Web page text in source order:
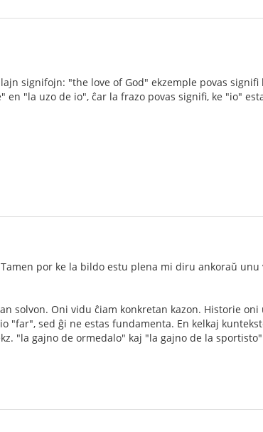
signifojn: "the love of God" ekzemple povas signifi
"la uzo de io", ĉar la frazo povas signifi, ke "io"
por ke la bildo estu plena mi diru ankoraŭ unu
solvon. Oni vidu ĉiam konkretan kazon. Historie oni
"far", sed ĝi ne estas fundamenta. En kelkaj
"la gajno de ormedalo" kaj "la gajno de la